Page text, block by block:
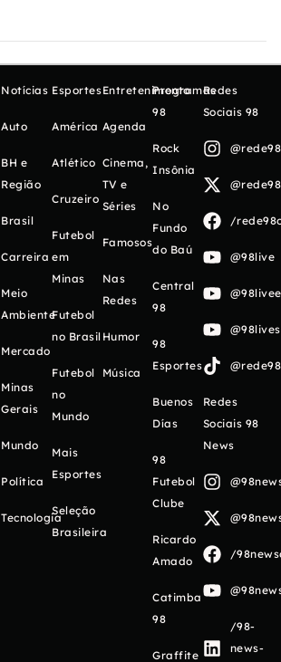
Notícias
Auto
BH e
Região
Brasil
Carreira
Meio
Ambiente
Mercado
Minas
Gerais
Mundo
Política
Tecnologia
Esportes
América
Atlético
Cruzeiro
Futebol
em
Minas
Futebol
no Brasil
Futebol
no
Mundo
Mais
Esportes
Seleção
Brasileira
Entretenimento
Agenda
Cinema,
TV e
Séries
Famosos
Nas
Redes
Humor
Música
Programas
98
Rock
Insônia
No
Fundo
do Baú
Central
98
98
Esportes
Buenos
Días
98
Futebol
Clube
Ricardo
Amado
Catimba
98
Graffite
Redes
Sociais 98
/
@98live
Redes
Sociais 98
News
/
/98-
news-